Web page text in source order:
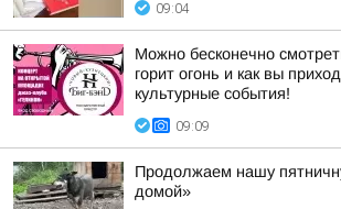
09:04
Можно бесконечно
горит огонь и как вы
культурные события!
09:09
Продолжаем нашу
домой»